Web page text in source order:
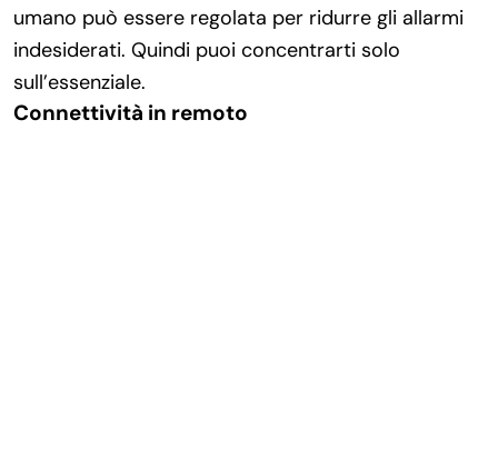
umano può essere regolata per ridurre gli allarmi
indesiderati. Quindi puoi concentrarti solo
sull’essenziale.
Connettività in remoto